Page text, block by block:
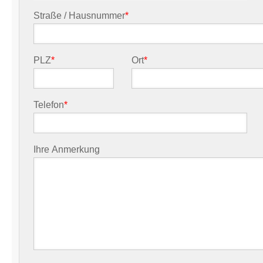
Straße / Hausnummer*
PLZ* Ort*
Telefon*
Ihre Anmerkung